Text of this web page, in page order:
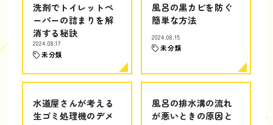
洗剤でトイレットペ
ーパーの詰まりを解
消する秘訣
2024.08.17
未分類
風呂の黒カビを防ぐ
簡単な方法
2024.08.15
未分類
水道屋さんが考える
生ゴミ処理機のデメ
風呂の排水溝の流れ
が悪いときの原因と